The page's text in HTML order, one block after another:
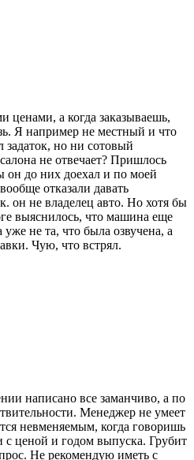
ценами, а когда заказываешь,
Я например не местный и что
задаток, но ни сотовый
не отвечает? Пришлось
он до них доехал и по моей
отказали давать
он не владелец авто. Но хотя бы
выяснилось, что машина еще
не та, что была озвучена, а
Чую, что встрял.
написано все заманчиво, а по
Менеджер не умеет
невменяемым, когда говоришь
с ценой и годом выпуска. Грубит
Не рекомендую иметь с